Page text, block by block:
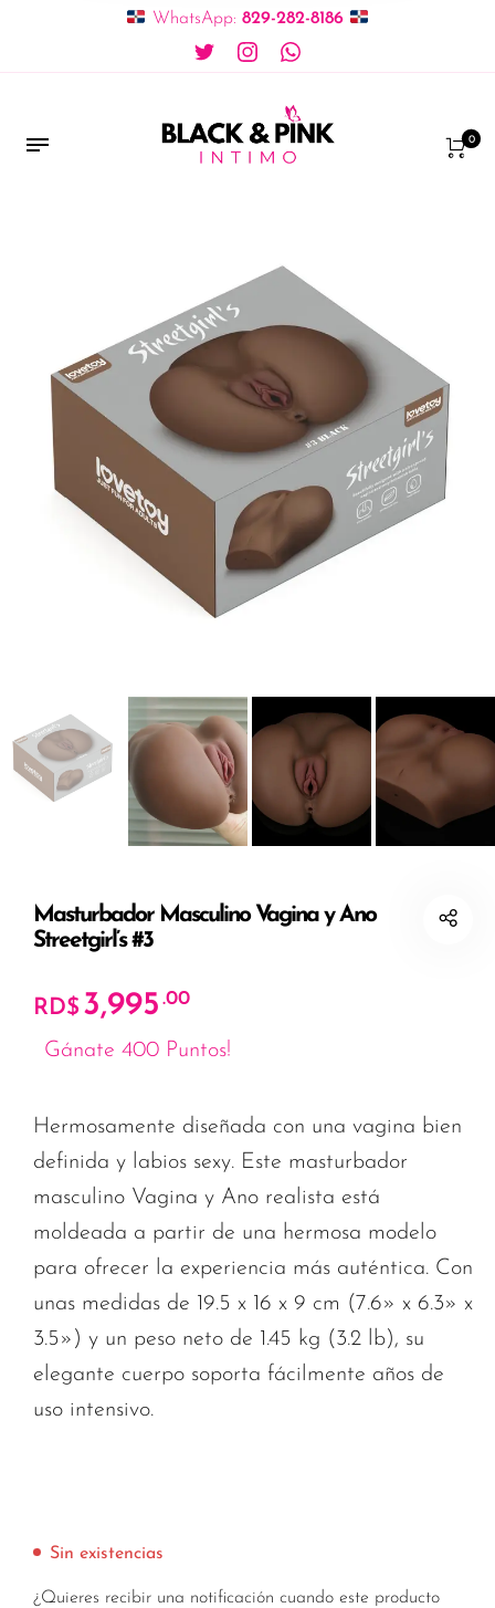
WhatsApp: 829-282-8186
0
Masturbador Masculino Vagina y Ano
Streetgirl’s #3
RD$ 3,995 .00
Gánate 400 Puntos!
Hermosamente diseñada con una vagina bien
definida y labios sexy. Este masturbador
masculino Vagina y Ano realista está
moldeada a partir de una hermosa modelo
para ofrecer la experiencia más auténtica. Con
unas medidas de 19.5 x 16 x 9 cm (7.6» x 6.3» x
3.5») y un peso neto de 1.45 kg (3.2 lb), su
elegante cuerpo soporta fácilmente años de
uso intensivo.
Sin existencias
¿Quieres recibir una notificación cuando este producto